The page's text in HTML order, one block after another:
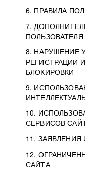
6. ПРАВИЛА
7.
ПОЛЬЗОВАТЕЛЯ
8. НАРУШЕНИЕ
РЕГИСТРАЦИИ
БЛОКИРОВКИ
9.
10.
СЕРВИСОВ
11. ЗАЯВЛЕНИЯ
12.
САЙТА